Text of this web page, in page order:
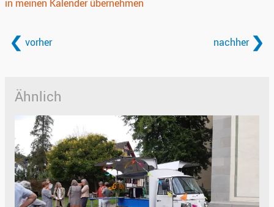
in meinen Kalender übernehmen
vorher nachher
Ähnlich